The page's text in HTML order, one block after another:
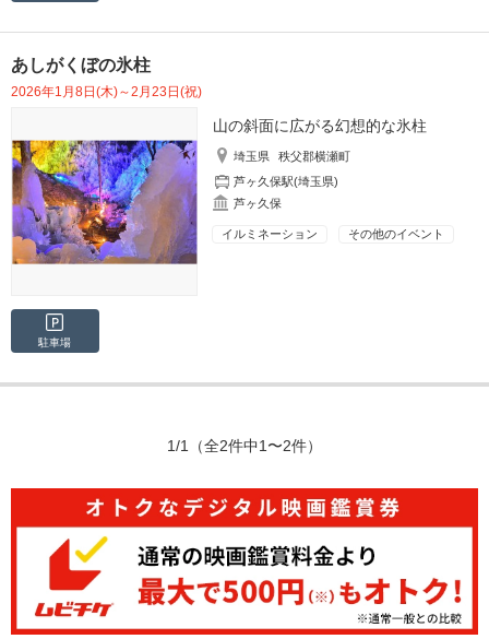
あしがくぼの氷柱
2026年1月8日(木)～2月23日(祝)
山の斜面に広がる幻想的な氷柱
埼玉県
秩父郡横瀬町
芦ヶ久保駅(埼玉県)
芦ヶ久保
イルミネーション その他のイベント
駐車場
1/1 （全2件中1〜2件）